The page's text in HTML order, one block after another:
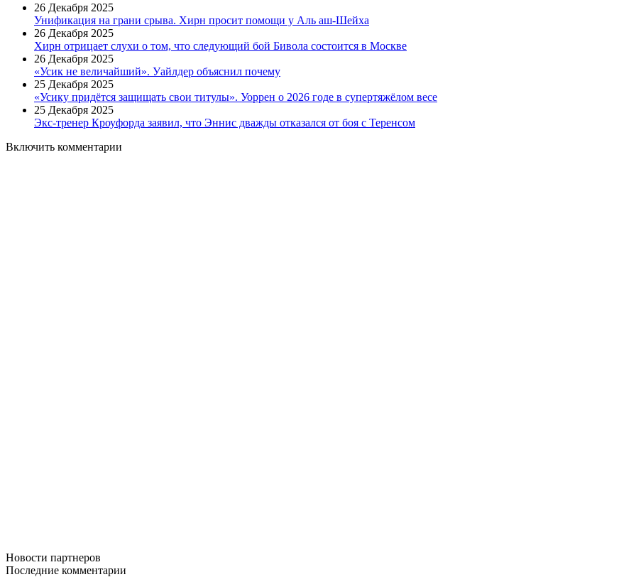
26 Декабря 2025
Унификация на грани срыва. Хирн просит помощи у Аль аш-Шейха
26 Декабря 2025
Хирн отрицает слухи о том, что следующий бой Бивола состоится в Москве
26 Декабря 2025
«Усик не величайший». Уайлдер объяснил почему
25 Декабря 2025
«Усику придётся защищать свои титулы». Уоррен о 2026 годе в супертяжёлом весе
25 Декабря 2025
Экс-тренер Кроуфорда заявил, что Эннис дважды отказался от боя с Теренсом
Включить комментарии
Новости партнеров
Последние комментарии